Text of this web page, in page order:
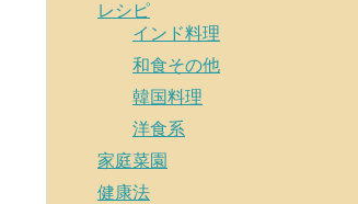
レシピ
インド料理
和食その他
韓国料理
洋食系
家庭菜園
健康法